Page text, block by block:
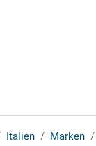
Italien Marken